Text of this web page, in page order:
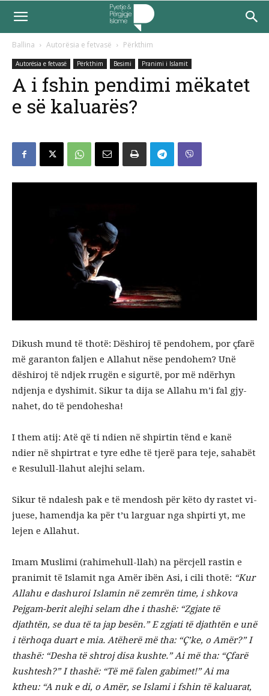
Ballina Autorësia e fetvasë Përkthim
Autorësia e fetvasë Përkthim Besimi Pranimi i Islamit
A i fshin pendimi mëkatet
e së kaluarës?
Dikush mund të thotë: Dëshiroj të pendohem, por çfarë
më garanton faljen e Allahut nëse pendohem? Unë
dëshiroj të ndjek rrugën e sigurtë, por më ndërhyn
ndjenja e dyshimit. Si­kur ta dija se Allahu m’i fal gjy­
nahet, do të pendohesha!
I them atij: Atë që ti ndien në shpirtin tënd e kanë
ndier në shpirtrat e tyre edhe të tjerë para teje, sa­ha­bët
e Resu­lull-llahut alejhi selam.
Sikur të ndalesh pak e të mendosh për këto dy rastet vi­
jue­se, hamendja ka për t’u larguar nga shpirti yt, me
le­jen e Allahut.
Imam Muslimi (rahimehull-llah) na përcjell rastin e
pranimit të Isla­mit nga Amër ibën Asi, i cili thotë: “Kur
Allahu e da­shu­roi Islamin në zemrën time, i shkova
Pejgam-berit alej­hi selam dhe i thashë: “Zgjate të
djathtën, se dua të ta jap besën.” E zgjati të djathtën e unë
i tërhoqa duart e mia. Atëherë më tha: “Ç’ke, o Amër?” I
thashë: “Desha të shtroj disa kushte.” Ai më tha: “Çfarë
kushtesh?” I thashë: “Të më falen gabimet!” Ai ma
ktheu: “A nuk e di, o Amër, se Islami i fshin të kaluarat,